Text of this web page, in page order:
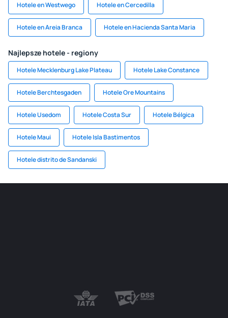
Hotele en Westwego Hotele en Cercedilla
Hotele en Areia Branca Hotele en Hacienda Santa Maria
Najlepsze hotele - regiony
Hotele Mecklenburg Lake Plateau Hotele Lake Constance
Hotele Berchtesgaden Hotele Ore Mountains
Hotele Usedom Hotele Costa Sur Hotele Bélgica
Hotele Maui Hotele Isla Bastimentos
Hotele distrito de Sandanski